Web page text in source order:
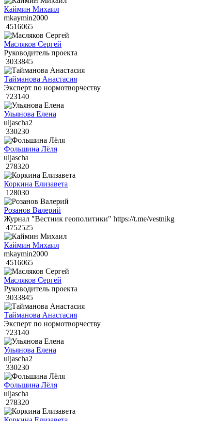
Каймин Михаил
mkaymin2000
4516065
Масляков Сергей
Руководитель проекта
3033845
Тайманова Анастасия
Эксперт по нормотворчеству
723140
Ульянова Елена
uljascha2
330230
Фольшина Лёля
uljascha
278320
Коркина Елизавета
128030
Розанов Валерий
Журнал "Вестник геополитики" https://t.me/vestnikg
4752525
Каймин Михаил
mkaymin2000
4516065
Масляков Сергей
Руководитель проекта
3033845
Тайманова Анастасия
Эксперт по нормотворчеству
723140
Ульянова Елена
uljascha2
330230
Фольшина Лёля
uljascha
278320